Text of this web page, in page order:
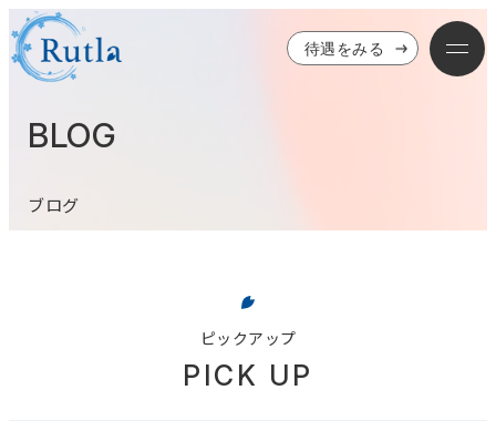
待遇をみる
BLOG
ブログ
ピックアップ
PICK UP